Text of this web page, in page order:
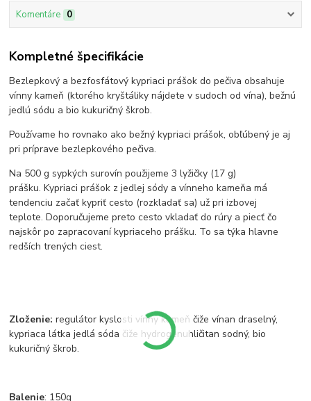
Komentáre 0
Kompletné špecifikácie
Bezlepkový a bezfosfátový kypriaci prášok do pečiva obsahuje
vínny kameň (ktorého kryštáliky nájdete v sudoch od vína), bežnú
jedlú sódu a bio kukuričný škrob.
Používame ho rovnako ako bežný kypriaci prášok, obľúbený je aj
pri príprave bezlepkového pečiva.
Na 500 g sypkých surovín použijeme 3 lyžičky (17 g)
prášku. Kypriaci prášok z jedlej sódy a vínneho kameňa má
tendenciu začať kypriť cesto (rozkladať sa) už pri izbovej
teplote. Doporučujeme preto cesto vkladať do rúry a piecť čo
najskôr po zapracovaní kypriaceho prášku. To sa týka hlavne
redších trených ciest.
Zloženie:regulátor kyslosti vínny kameň čiže vínan draselný,
kypriaca látka jedlá sóda čiže hydrogénuhličitan sodný, bio
kukuričný škrob.
Balenie: 150g